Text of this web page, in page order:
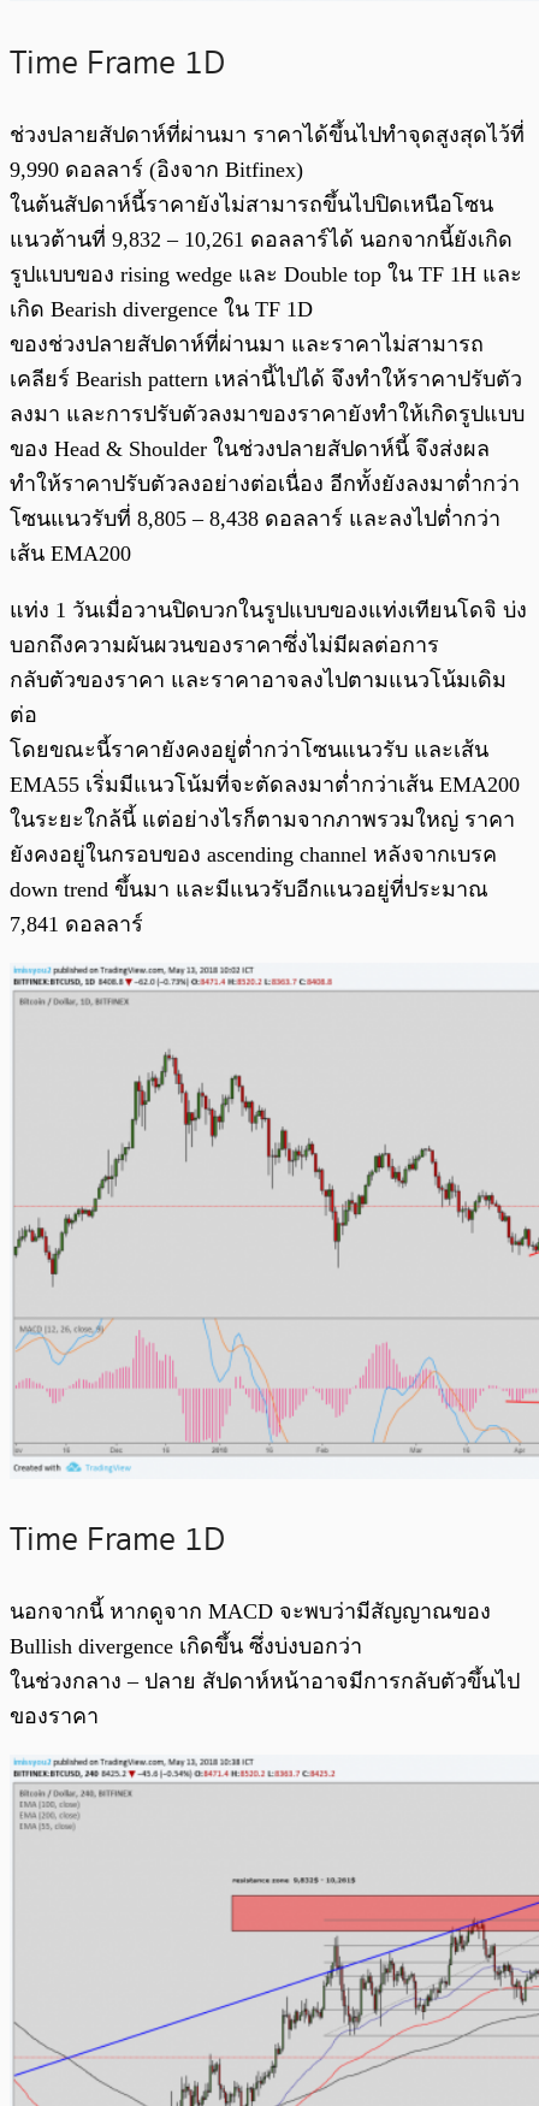
Time Frame 1D
ช่วงปลายสัปดาห์ที่ผ่านมา ราคาได้ขึ้นไปทำจุดสูงสุดไว้ที่
9,990 ดอลลาร์ (อิงจาก Bitfinex)
ในต้นสัปดาห์นี้ราคายังไม่สามารถขึ้นไปปิดเหนือโซน
แนวต้านที่ 9,832 – 10,261 ดอลลาร์ได้ นอกจากนี้ยังเกิด
รูปแบบของ rising wedge และ Double top ใน TF 1H และ
เกิด Bearish divergence ใน TF 1D
ของช่วงปลายสัปดาห์ที่ผ่านมา และราคาไม่สามารถ
เคลียร์ Bearish pattern เหล่านี้ไปได้ จึงทำให้ราคาปรับตัว
ลงมา และการปรับตัวลงมาของราคายังทำให้เกิดรูปแบบ
ของ Head & Shoulder ในช่วงปลายสัปดาห์นี้ จึงส่งผล
ทำให้ราคาปรับตัวลงอย่างต่อเนื่อง อีกทั้งยังลงมาต่ำกว่า
โซนแนวรับที่ 8,805 – 8,438 ดอลลาร์ และลงไปต่ำกว่า
เส้น EMA200
แท่ง 1 วันเมื่อวานปิดบวกในรูปแบบของแท่งเทียนโดจิ บ่ง
บอกถึงความผันผวนของราคาซึ่งไม่มีผลต่อการ
กลับตัวของราคา และราคาอาจลงไปตามแนวโน้มเดิม
ต่อ
โดยขณะนี้ราคายังคงอยู่ต่ำกว่าโซนแนวรับ และเส้น
EMA55 เริ่มมีแนวโน้มที่จะตัดลงมาต่ำกว่าเส้น EMA200
ในระยะใกล้นี้ แต่อย่างไรก็ตามจากภาพรวมใหญ่ ราคา
ยังคงอยู่ในกรอบของ ascending channel หลังจากเบรค
down trend ขึ้นมา และมีแนวรับอีกแนวอยู่ที่ประมาณ
7,841 ดอลลาร์
Time Frame 1D
นอกจากนี้ หากดูจาก MACD จะพบว่ามีสัญญาณของ
Bullish divergence เกิดขึ้น ซึ่งบ่งบอกว่า
ในช่วงกลาง – ปลาย สัปดาห์หน้าอาจมีการกลับตัวขึ้นไป
ของราคา